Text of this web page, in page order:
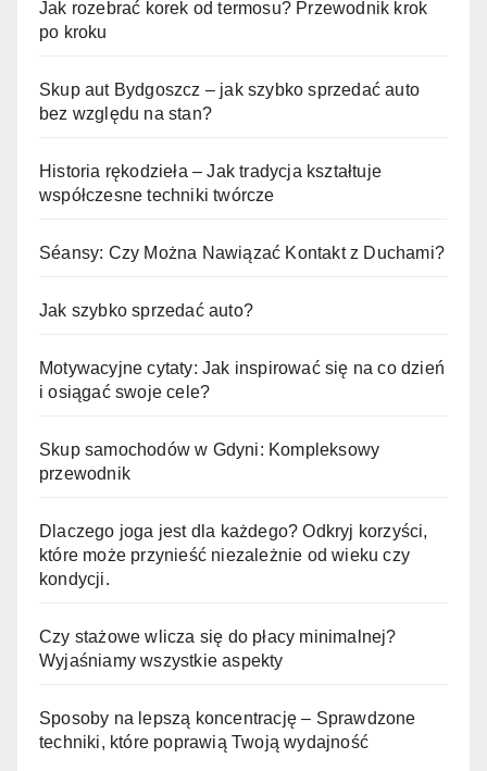
Jak rozebrać korek od termosu? Przewodnik krok
po kroku
Skup aut Bydgoszcz – jak szybko sprzedać auto
bez względu na stan?
Historia rękodzieła – Jak tradycja kształtuje
współczesne techniki twórcze
Séansy: Czy Można Nawiązać Kontakt z Duchami?
Jak szybko sprzedać auto?
Motywacyjne cytaty: Jak inspirować się na co dzień
i osiągać swoje cele?
Skup samochodów w Gdyni: Kompleksowy
przewodnik
Dlaczego joga jest dla każdego? Odkryj korzyści,
które może przynieść niezależnie od wieku czy
kondycji.
Czy stażowe wlicza się do płacy minimalnej?
Wyjaśniamy wszystkie aspekty
Sposoby na lepszą koncentrację – Sprawdzone
techniki, które poprawią Twoją wydajność